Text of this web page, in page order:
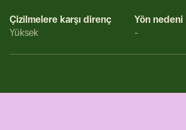
Çizilmelere karşı direnç
Yüksek
Yön nedeni
-